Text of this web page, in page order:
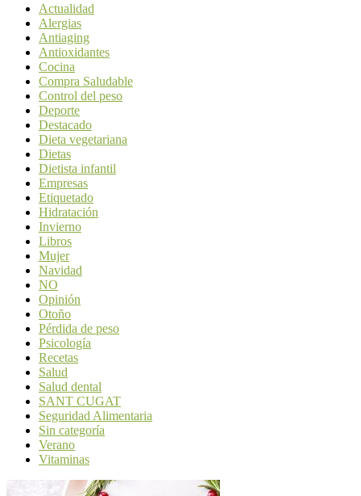
Actualidad
Alergias
Antiaging
Antioxidantes
Cocina
Compra Saludable
Control del peso
Deporte
Destacado
Dieta vegetariana
Dietas
Dietista infantil
Empresas
Etiquetado
Hidratación
Invierno
Libros
Mujer
Navidad
NO
Opinión
Otoño
Pérdida de peso
Psicología
Recetas
Salud
Salud dental
SANT CUGAT
Seguridad Alimentaria
Sin categoría
Verano
Vitaminas